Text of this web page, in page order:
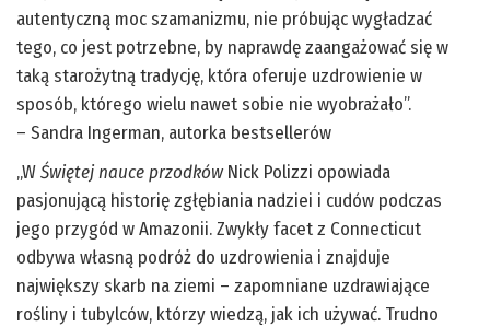
autentyczną moc szamanizmu, nie próbując wygładzać
tego, co jest potrzebne, by naprawdę zaangażować się w
taką starożytną tradycję, która oferuje uzdrowienie w
sposób, którego wielu nawet sobie nie wyobrażało”.
– Sandra Ingerman, autorka bestsellerów
„WŚwiętej nauce przodkówNick Polizzi opowiada
pasjonującą historię zgłębiania nadziei i cudów podczas
jego przygód w Amazonii. Zwykły facet z Connecticut
odbywa własną podróż do uzdrowienia i znajduje
największy skarb na ziemi – zapomniane uzdrawiające
rośliny i tubylców, którzy wiedzą, jak ich używać. Trudno